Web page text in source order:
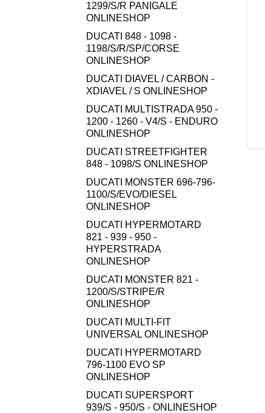
1299/S/R PANIGALE
ONLINESHOP
DUCATI 848 - 1098 -
1198/S/R/SP/CORSE
ONLINESHOP
DUCATI DIAVEL / CARBON -
XDIAVEL / S ONLINESHOP
DUCATI MULTISTRADA 950 -
1200 - 1260 - V4/S - ENDURO
ONLINESHOP
DUCATI STREETFIGHTER
848 - 1098/S ONLINESHOP
DUCATI MONSTER 696-796-
1100/S/EVO/DIESEL
ONLINESHOP
DUCATI HYPERMOTARD
821 - 939 - 950 -
HYPERSTRADA
ONLINESHOP
DUCATI MONSTER 821 -
1200/S/STRIPE/R
ONLINESHOP
DUCATI MULTI-FIT
UNIVERSAL ONLINESHOP
DUCATI HYPERMOTARD
796-1100 EVO SP
ONLINESHOP
DUCATI SUPERSPORT
939/S - 950/S - ONLINESHOP